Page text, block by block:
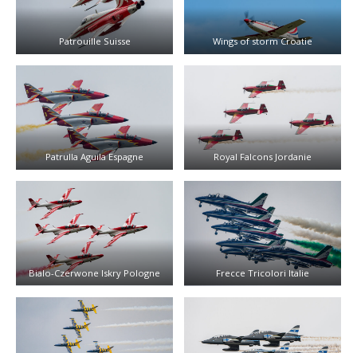
Patrouille Suisse Wings of storm Croatie
Patrulla Aguila Espagne Royal Falcons Jordanie
Bialo-Czerwone Iskry Pologne Frecce Tricolori Italie